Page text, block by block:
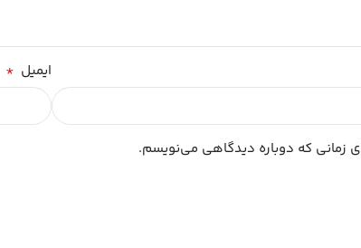
ایمیل *
زمانی که دوباره دیدگاهی می‌نویسم.